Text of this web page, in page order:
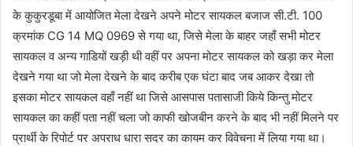
के कुकुरडूबा में आयोजित मेला देखने अपने मोटर सायकल बजाज सी.टी. 100
क्रमांक CG 14 MQ 0969 से गया था, जिसे मेला के बाहर जहाँ सभी मोटर
सायकल व अन्य गाडियों खड़ी थी वहीं पर अपना मोटर सायकल को खड़ा कर मेला
देखने गया था जो मेला देखने के बाद करीब एक घंटा बाद जब आकर देखा तो
इसका मोटर सायकल वहाँ नहीं था जिसे आसपास पतासाजी किये किन्तु मोटर
सायकल का कहीं पता नहीं चला जो काफी खोजबीन करने के बाद भी नहीं मिलने पर
प्रार्थी के रिपोर्ट पर अपराध धारा सदर का कायम कर विवेचना में लिया गया था।